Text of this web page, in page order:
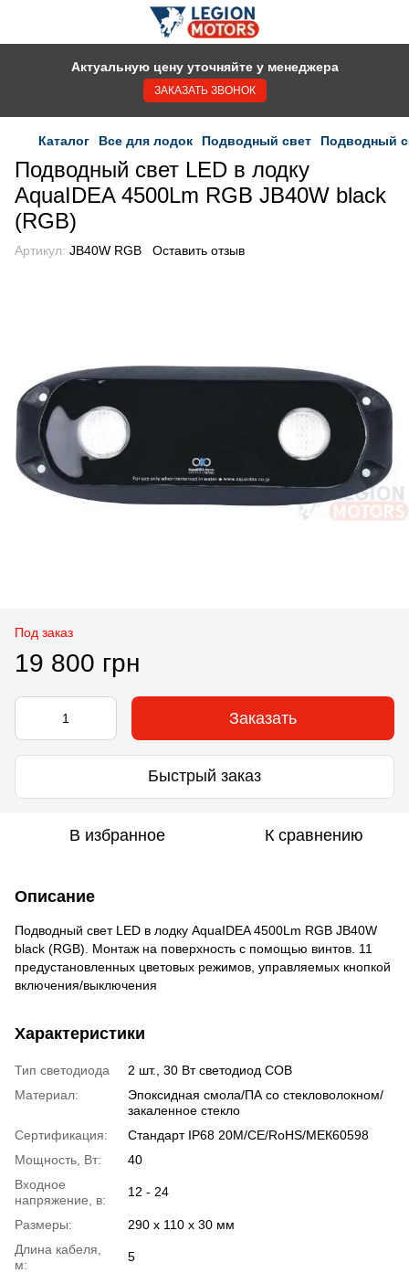
Актуальную цену уточняйте у менеджера
ЗАКАЗАТЬ ЗВОНОК
Каталог Все для лодок Подводный свет Подводный
Подводный свет LED в лодку
AquaIDEA 4500Lm RGB JB40W black
(RGB)
Артикул: JB40W RGB Оставить отзыв
Под заказ
19 800 грн
Заказать
Быстрый заказ
В избранное К сравнению
Описание
Подводный свет LED в лодку AquaIDEA 4500Lm RGB JB40W
black (RGB). Монтаж на поверхность с помощью винтов. 11
предустановленных цветовых режимов, управляемых кнопкой
включения/выключения
Характеристики
Тип светодиода
2 шт., 30 Вт светодиод COB
Материал:
Эпоксидная смола/ПА со стекловолокном/
закаленное стекло
Сертификация:
Cтандарт IP68 20M/CE/RoHS/МЕК60598
Мощность, Вт:
40
Входное
напряжение, в:
12 - 24
Размеры:
290 x 110 x 30 мм
Длина кабеля,
м:
5